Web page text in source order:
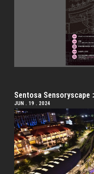
Sentosa Sensoryscape
JUN . 19 . 2024